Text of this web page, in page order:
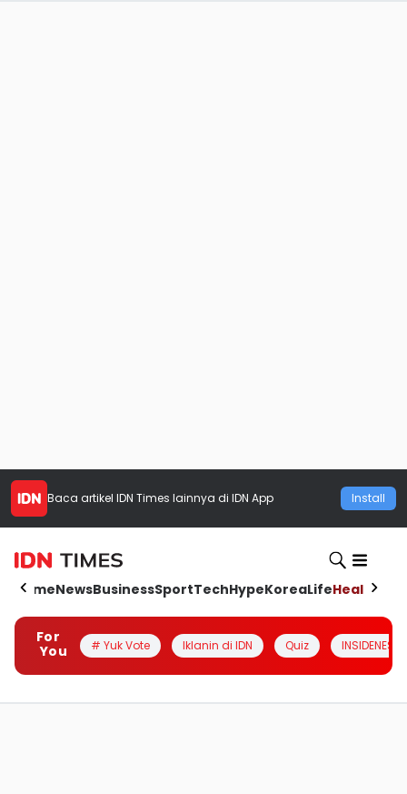
Baca artikel IDN Times lainnya di IDN App Install
HomeNewsBusinessSportTechHypeKoreaLifeHealth
For
You
# Yuk Vote Iklanin di IDN Quiz INSIDENESIA